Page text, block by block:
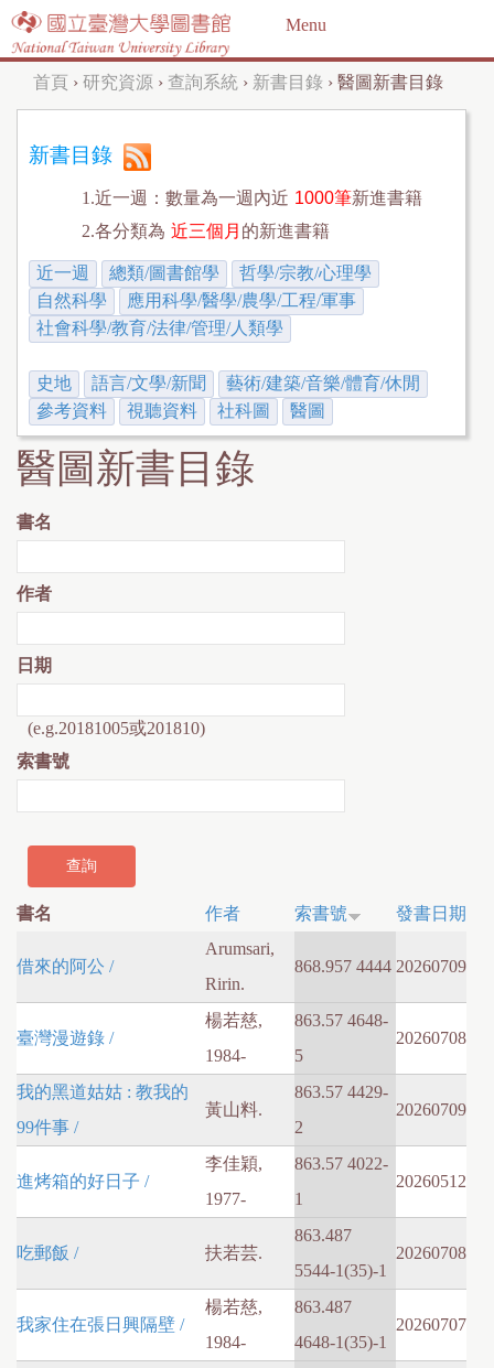
Jump to navigation
Menu
您
在
首頁 › 研究資源 › 查詢系統 › 新書目錄 › 醫圖新書目錄
新書目錄
1.近一週：數量為一週內近 1000筆新進書籍
2.各分類為 近三個月 的新進書籍
近一週 總類/圖書館學
哲學/宗教/心理學
自然科學
應用科學/醫學/農學/工程/軍事
社會科學/教育/法律/管理/人類學
史地 語言/文學/新聞
藝術/建築/音樂/體育/休閒
參考資料
視聽資料 社科圖 醫圖
醫圖新書目錄
書名
作者
日期
(e.g.20181005或201810)
索書號
書名 作者 索書號 發書日期
借來的阿公 /
Arumsari,
Ririn.
868.957 4444 20260709
臺灣漫遊錄 /
楊若慈,
1984-
863.57 4648-
5
20260708
我的黑道姑姑 : 教我的
99件事 /
黃山料.
863.57 4429-
2
20260709
進烤箱的好日子 /
李佳穎,
1977-
863.57 4022-
1
20260512
吃郵飯 / 扶若芸.
863.487
5544-1(35)-1
20260708
我家住在張日興隔壁 /
楊若慈,
1984-
863.487
4648-1(35)-1
20260707